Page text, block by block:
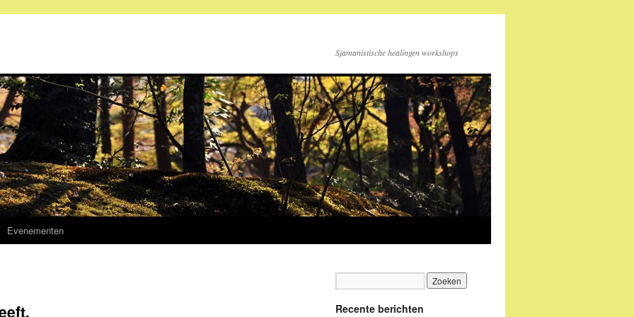
Sjamanistische healingen workshops
Evenementen
Recente berichten